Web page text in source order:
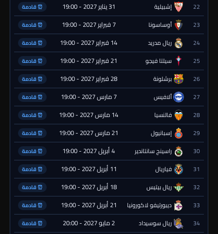
22 إشبيلية 31 يناير 2027 - 19:00 ⏰ قادمة
23 أوساسونا 7 فبراير 2027 - 19:00 ⏰ قادمة
24 ريال مدريد 14 فبراير 2027 - 19:00 ⏰ قادمة
25 سيلتا فيجو 21 فبراير 2027 - 19:00 ⏰ قادمة
26 برشلونة 28 فبراير 2027 - 19:00 ⏰ قادمة
27 ألافيس 7 مارس 2027 - 19:00 ⏰ قادمة
28 فالنسيا 14 مارس 2027 - 19:00 ⏰ قادمة
29 إسبانيول 21 مارس 2027 - 19:00 ⏰ قادمة
30 راسينج سانتاندير 4 أبريل 2027 - 19:00 ⏰ قادمة
31 فياريال 11 أبريل 2027 - 19:00 ⏰ قادمة
32 ريال بيتيس 18 أبريل 2027 - 19:00 ⏰ قادمة
33 ديبورتيفو لاكورونيا 21 أبريل 2027 - 19:00 ⏰ قادمة
34 ريال سوسيداد 2 مايو 2027 - 20:00 ⏰ قادمة